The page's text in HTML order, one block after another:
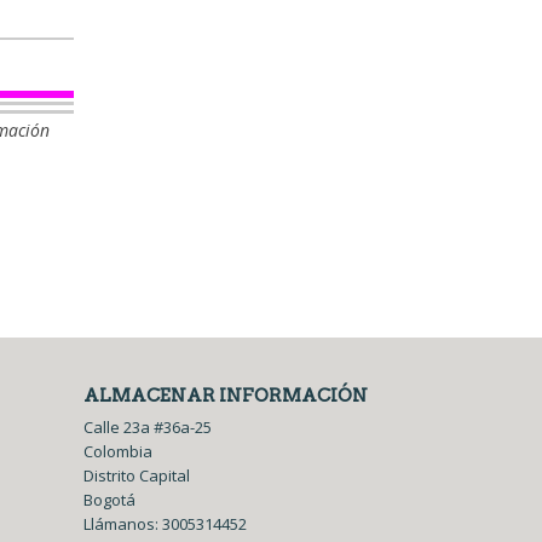
ALMACENAR INFORMACIÓN
Calle 23a #36a-25
Colombia
Distrito Capital
Bogotá
Llámanos: 3005314452